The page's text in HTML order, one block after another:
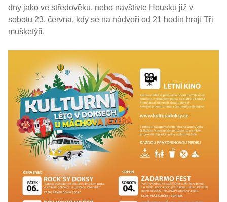
dny jako ve středověku, nebo navštivte Housku již v
sobotu 23. června, kdy se na nádvoří od 21 hodin hrají Tři
mušketýři.